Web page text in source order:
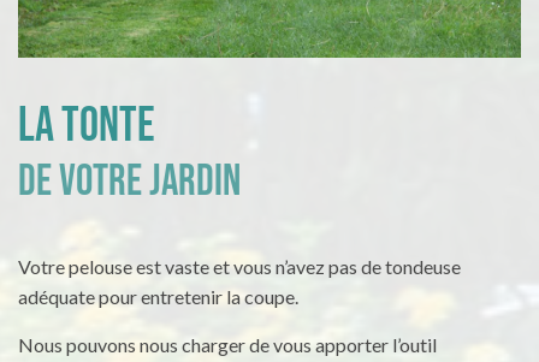
La tonte
de votre jardin
Votre pelouse est vaste et vous n’avez pas de tondeuse
adéquate pour entretenir la coupe.
Nous pouvons nous charger de vous apporter l’outil